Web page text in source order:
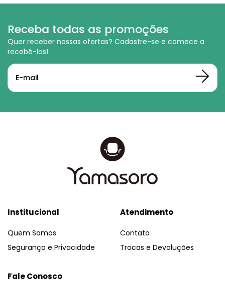
Receba todas as promoções
Quer receber nossas ofertas? Cadastre-se e comece a
recebê-las!
Institucional
Quem Somos
Segurança e Privacidade
Atendimento
Contato
Trocas e Devoluções
Fale Conosco